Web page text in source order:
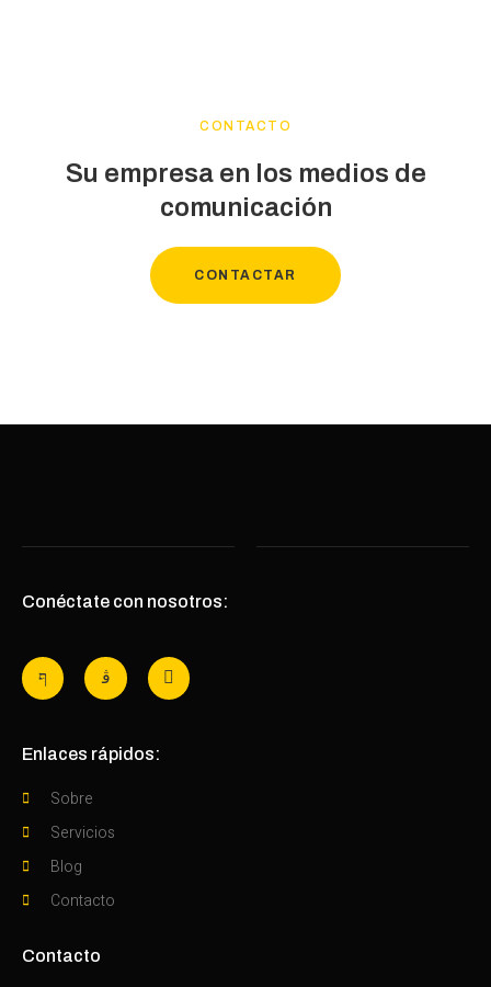
CONTACTO
Su empresa en los medios de
comunicación
CONTACTAR
Conéctate con nosotros:
Enlaces rápidos:
Sobre
Servicios
Blog
Contacto
Contacto